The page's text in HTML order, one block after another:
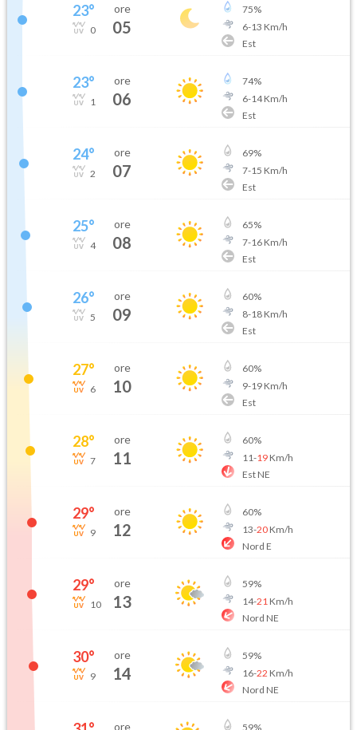
23°
0
ore
05
75%
6-13 Km/h
Est
23°
1
ore
06
74%
6-14Km/h
Est
24°
2
ore
07
69%
7-15 Km/h
Est
25°
4
ore
08
65%
7-16Km/h
Est
26°
5
ore
09
60%
8-18Km/h
Est
27°
6
ore
10
60%
9-19Km/h
Est
28°
7
ore
11
60%
11-19Km/h
Est NE
29°
9
ore
12
60%
13-20Km/h
Nord E
29°
10
ore
13
59%
14-21 Km/h
Nord NE
30°
9
ore
14
59%
16-22 Km/h
Nord NE
ore 59%